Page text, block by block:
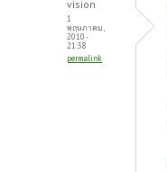
vision
1
พฤษภาคม,
2010 -
21:38
permalink